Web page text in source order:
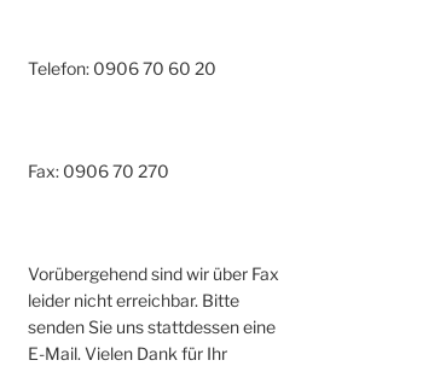
Telefon: 0906 70 60 20
Fax: 0906 70 270
Vorübergehend sind wir über Fax
leider nicht erreichbar. Bitte
senden Sie uns stattdessen eine
E-Mail. Vielen Dank für Ihr